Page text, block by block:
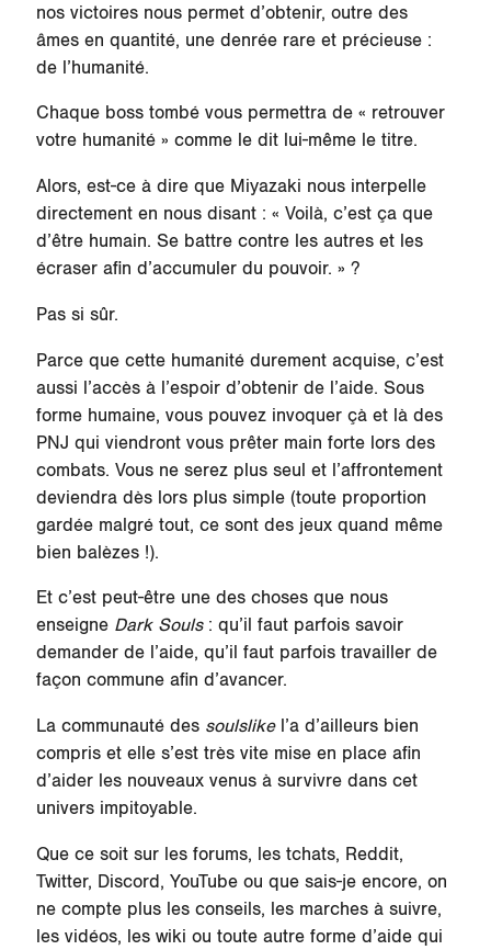
nos victoires nous permet d’obtenir, outre des
âmes en quantité, une denrée rare et précieuse :
de l’humanité.
Chaque boss tombé vous permettra de « retrouver
votre humanité » comme le dit lui-même le titre.
Alors, est-ce à dire que Miyazaki nous interpelle
directement en nous disant : « Voilà, c’est ça que
d’être humain. Se battre contre les autres et les
écraser afin d’accumuler du pouvoir. » ?
Pas si sûr.
Parce que cette humanité durement acquise, c’est
aussi l’accès à l’espoir d’obtenir de l’aide. Sous
forme humaine, vous pouvez invoquer çà et là des
PNJ qui viendront vous prêter main forte lors des
combats. Vous ne serez plus seul et l’affrontement
deviendra dès lors plus simple (toute proportion
gardée malgré tout, ce sont des jeux quand même
bien balèzes !).
Et c’est peut-être une des choses que nous
enseigne Dark Souls: qu’il faut parfois savoir
demander de l’aide, qu’il faut parfois travailler de
façon commune afin d’avancer.
La communauté des soulslikel’a d’ailleurs bien
compris et elle s’est très vite mise en place afin
d’aider les nouveaux venus à survivre dans cet
univers impitoyable.
Que ce soit sur les forums, les tchats, Reddit,
Twitter, Discord, YouTube ou que sais-je encore, on
ne compte plus les conseils, les marches à suivre,
les vidéos, les wiki ou toute autre forme d’aide qui